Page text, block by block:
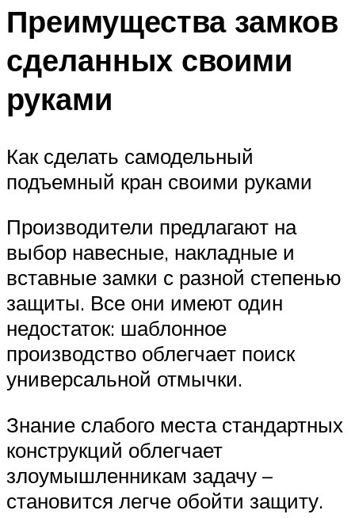
Преимущества замков
сделанных своими
руками
Как сделать самодельный
подъемный кран своими руками
Производители предлагают на
выбор навесные, накладные и
вставные замки с разной степенью
защиты. Все они имеют один
недостаток: шаблонное
производство облегчает поиск
универсальной отмычки.
Знание слабого места стандартных
конструкций облегчает
злоумышленникам задачу –
становится легче обойти защиту.